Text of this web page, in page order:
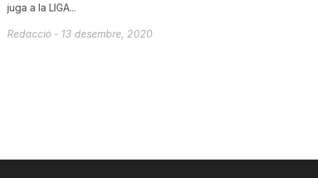
r
juga a la LIGA...
Redacció - 13 desembre, 2020